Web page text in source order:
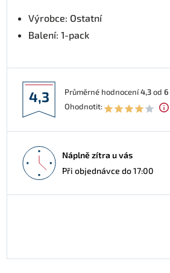
Výrobce: Ostatní
Balení: 1-pack
4,3 Průměrné hodnocení4,3od 6
Ohodnotit:
Náplně zítra u vás
Při objednávce do 17:00